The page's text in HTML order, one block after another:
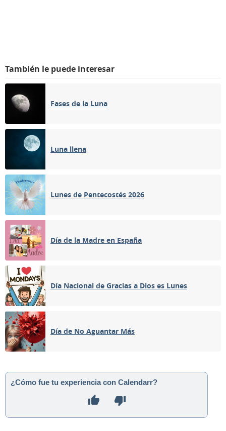
También le puede interesar
Fases de la Luna
Luna llena
Lunes de Pentecostés 2026
Día de la Madre en España
Día Nacional de Gracias a Dios es Lunes
Día de No Aguantar Más
¿Cómo fue tu experiencia con Calendarr?